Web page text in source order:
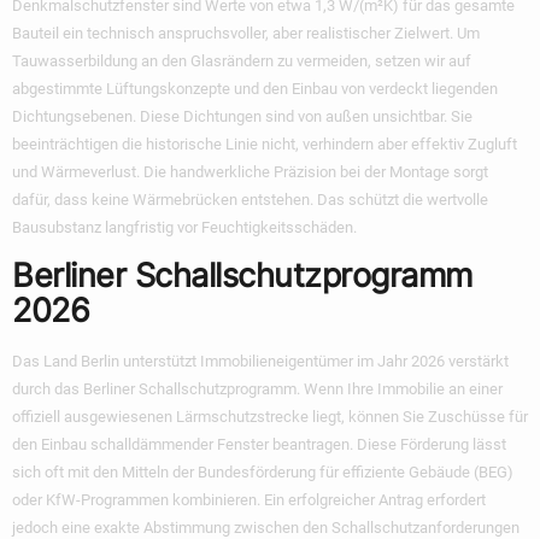
Denkmalschutzfenster sind Werte von etwa 1,3 W/(m²K) für das gesamte
Bauteil ein technisch anspruchsvoller, aber realistischer Zielwert. Um
Tauwasserbildung an den Glasrändern zu vermeiden, setzen wir auf
abgestimmte Lüftungskonzepte und den Einbau von verdeckt liegenden
Dichtungsebenen. Diese Dichtungen sind von außen unsichtbar. Sie
beeinträchtigen die historische Linie nicht, verhindern aber effektiv Zugluft
und Wärmeverlust. Die handwerkliche Präzision bei der Montage sorgt
dafür, dass keine Wärmebrücken entstehen. Das schützt die wertvolle
Bausubstanz langfristig vor Feuchtigkeitsschäden.
Berliner Schallschutzprogramm
2026
Das Land Berlin unterstützt Immobilieneigentümer im Jahr 2026 verstärkt
durch das Berliner Schallschutzprogramm. Wenn Ihre Immobilie an einer
offiziell ausgewiesenen Lärmschutzstrecke liegt, können Sie Zuschüsse für
den Einbau schalldämmender Fenster beantragen. Diese Förderung lässt
sich oft mit den Mitteln der Bundesförderung für effiziente Gebäude (BEG)
oder KfW-Programmen kombinieren. Ein erfolgreicher Antrag erfordert
jedoch eine exakte Abstimmung zwischen den Schallschutzanforderungen